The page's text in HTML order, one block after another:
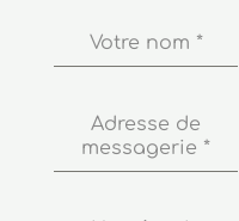
Votre nom *
Adresse de
messagerie *